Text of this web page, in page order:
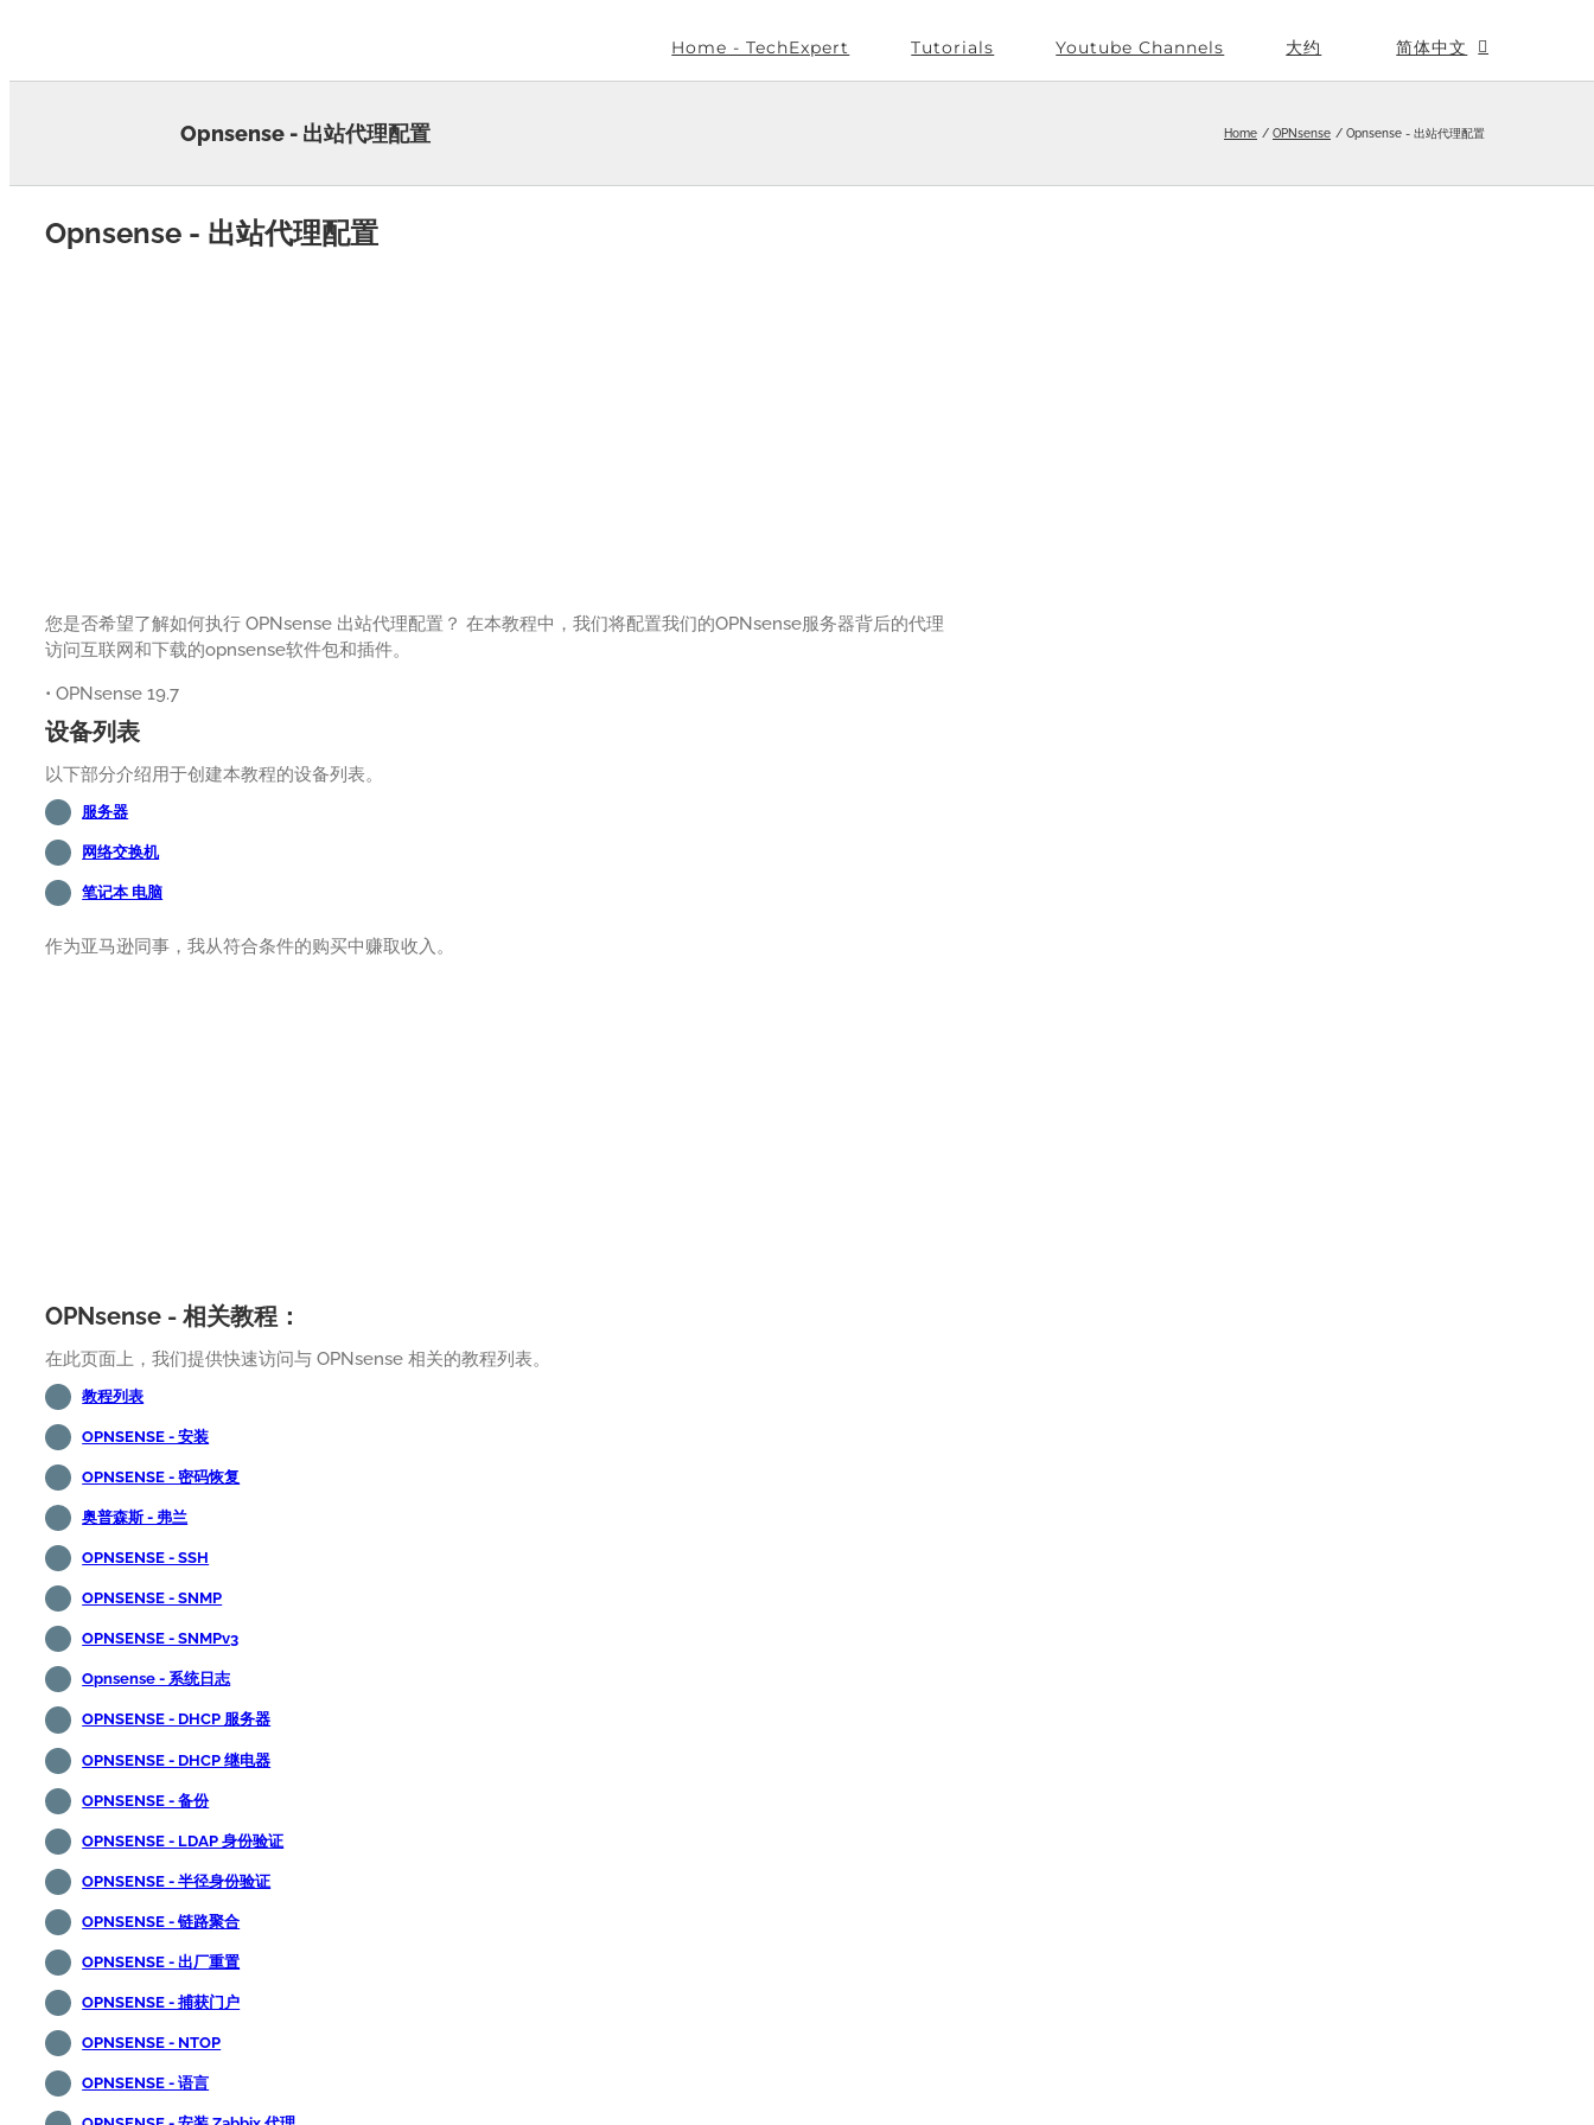
Home - TechExpert Tutorials Youtube Channels 大约 简体中文
Opnsense - 出站代理配置 Home OPNsense Opnsense - 出站代理配置
Opnsense - 出站代理配置
您是否希望了解如何执行 OPNsense 出站代理配置？ 在本教程中，我们将配置我们的OPNsense服务器背后的代理
访问互联网和下载的opnsense软件包和插件。
• OPNsense 19.7
设备列表
以下部分介绍用于创建本教程的设备列表。
服务器
网络交换机
笔记本 电脑
作为亚马逊同事，我从符合条件的购买中赚取收入。
OPNsense - 相关教程：
在此页面上，我们提供快速访问与 OPNsense 相关的教程列表。
教程列表
OPNSENSE - 安装
OPNSENSE - 密码恢复
奥普森斯 - 弗兰
OPNSENSE - SSH
OPNSENSE - SNMP
OPNSENSE - SNMPv3
Opnsense - 系统日志
OPNSENSE - DHCP 服务器
OPNSENSE - DHCP 继电器
OPNSENSE - 备份
OPNSENSE - LDAP 身份验证
OPNSENSE - 半径身份验证
OPNSENSE - 链路聚合
OPNSENSE - 出厂重置
OPNSENSE - 捕获门户
OPNSENSE - NTOP
OPNSENSE - 语言